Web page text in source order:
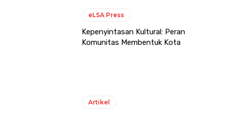
eLSA Press
Kepenyintasan Kultural: Peran
Komunitas Membentuk Kota
Artikel